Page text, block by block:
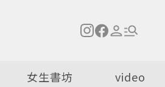
女生書坊 video